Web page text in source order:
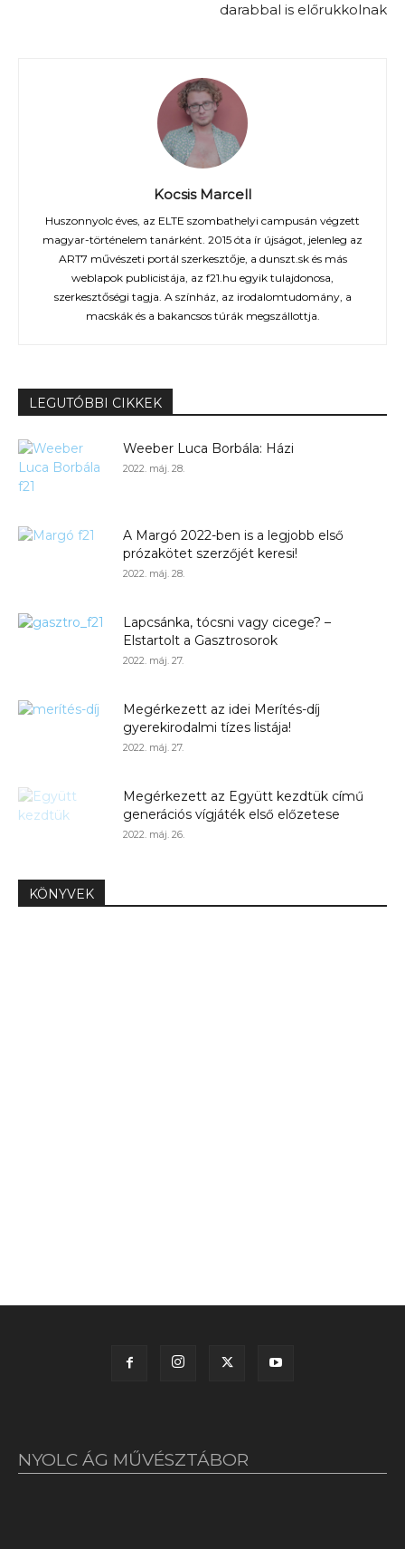
darabbal is előrukkolnak
Kocsis Marcell
Huszonnyolc éves, az ELTE szombathelyi campusán végzett
magyar-történelem tanárként. 2015 óta ír újságot, jelenleg az
ART7 művészeti portál szerkesztője, a dunszt.sk és más
weblapok publicistája, az f21.hu egyik tulajdonosa,
szerkesztőségi tagja. A színház, az irodalomtudomány, a
macskák és a bakancsos túrák megszállottja.
LEGUTÓBBI CIKKEK
Weeber Luca Borbála: Házi
2022. máj. 28.
A Margó 2022-ben is a legjobb első
prózakötet szerzőjét keresi!
2022. máj. 28.
Lapcsánka, tócsni vagy cicege? –
Elstartolt a Gasztrosorok
2022. máj. 27.
Megérkezett az idei Merítés-díj
gyerekirodalmi tízes listája!
2022. máj. 27.
Megérkezett az Együtt kezdtük című
generációs vígjáték első előzetese
2022. máj. 26.
KÖNYVEK
NYOLC ÁG MŰVÉSZTÁBOR